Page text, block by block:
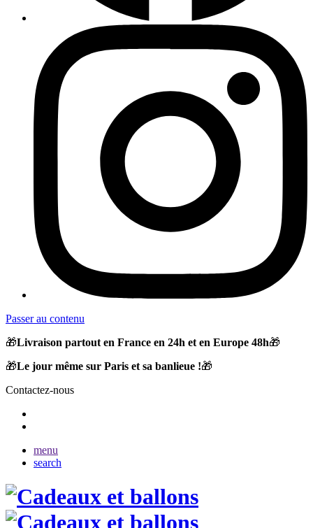
Passer au contenu
🎁Livraison partout en France en 24h et en Europe 48h🎁
🎁Le jour même sur Paris et sa banlieue !🎁
Contactez-nous
menu
search